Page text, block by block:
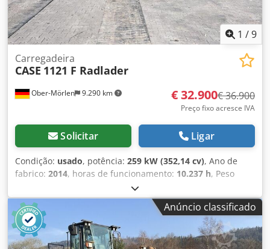
1 /9
Ober-Mörlen 9.290 km
Carregadeira
CASE 1121 F Radlader
€ 32.900€ 36.900
Preço fixo acresce IVA
Solicitar Ligar
Condição: usado, potência: 259 kW (352,14 cv), Ano de
fabrico: 2014, horas de funcionamento: 10.237 h, Peso
vazio: 27.024 kg Entre em contato com Emal Jaweed para
mais informações. Djdpfx Acjyn Nfwewokr Carregadeira de
rodas / Wheel Loader, Case 1121F, ano de fabricação 2014,
horas de operação: 10.237 h, comprimento: 8.960 mm,
largura: 2.990 mm, altura: 3.570 mm, peso bruto máximo
Anúncio classificado